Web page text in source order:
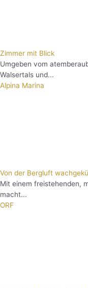
Zimmer mit Blick
Umgeben vom
Walsertals und...
Alpina Marina
Von der Bergluft
Mit einem freistehenden,
macht...
ORF